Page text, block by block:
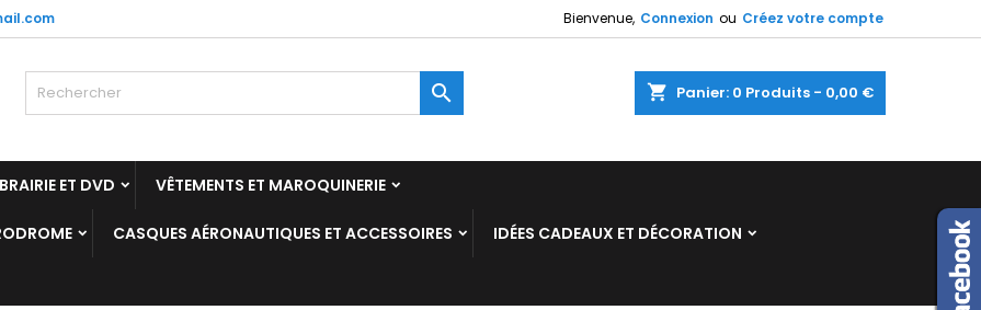
Bienvenue, Connexion ou Créez votre compte
shopping_cart Panier: 0 Produits - 0,00 €

ET DVD VÊTEMENTS ET MAROQUINERIE
CASQUES AÉRONAUTIQUES ET ACCESSOIRES IDÉES CADEAUX ET DÉCORATION
wishlists
Create new list
une liste d'envies
Annuler Créer une liste d'envies
devez être connecté pour ajouter des produits à votre liste
Connexion